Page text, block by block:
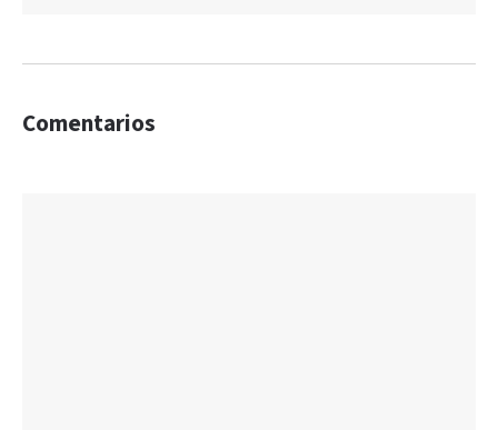
Comentarios